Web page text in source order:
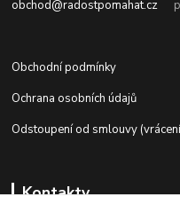
obchod@radostpomahat.cz
Obchodní podmínky
Ochrana osobních údajů
Odstoupení od smlouvy
Kontakty